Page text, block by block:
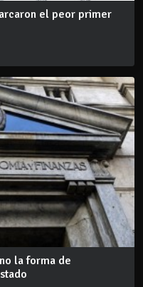
el peor primer
la forma de